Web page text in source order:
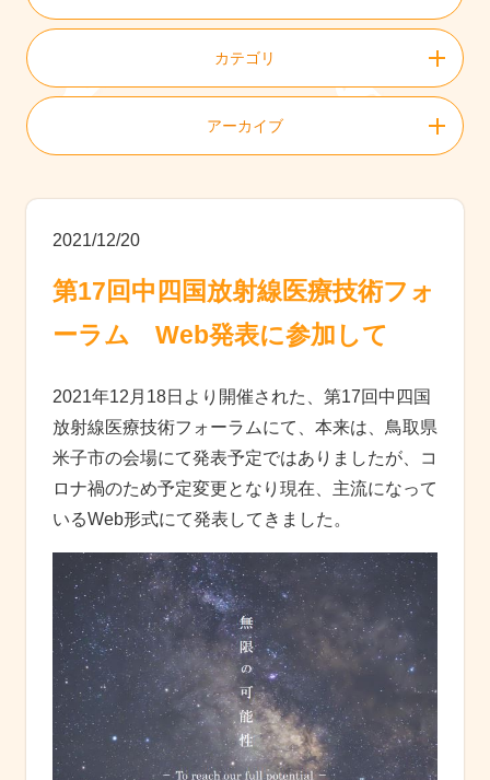
カテゴリ
アーカイブ
2021/12/20
第17回中四国放射線医療技術フォ
ーラム Web発表に参加して
2021年12月18日より開催された、第17回中四国
放射線医療技術フォーラムにて、本来は、鳥取県
米子市の会場にて発表予定ではありましたが、コ
ロナ禍のため予定変更となり現在、主流になって
いるWeb形式にて発表してきました。